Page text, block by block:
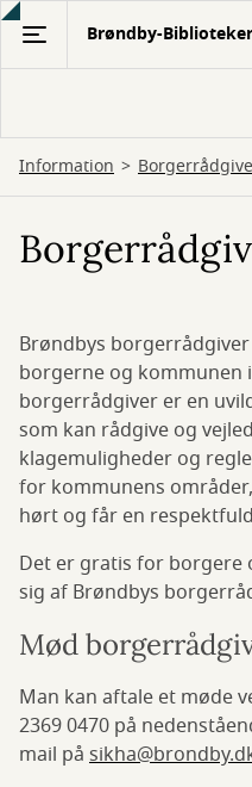
Gå
hovedindhold
Brøndby-
Information
Brøndbys
borgerne og kommunen
borgerrådgiver er en
som kan rådgive og
klagemuligheder og
for kommunens
hørt og får en
Det er gratis for borgere
sig af Brøndbys
Mød
Man kan aftale et møde
2369 0470 på
mail på